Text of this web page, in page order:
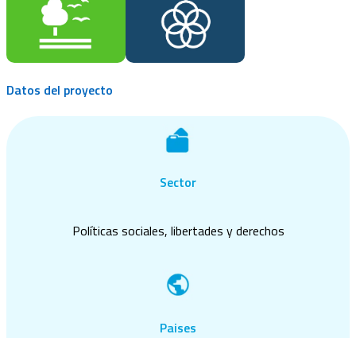
Datos del proyecto
Sector
Políticas sociales, libertades y derechos
Paises